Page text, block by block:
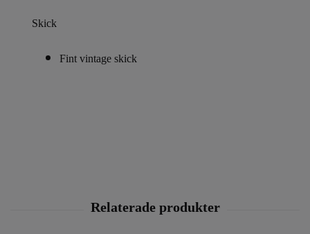
Skick
Fint vintage skick